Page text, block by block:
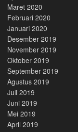
Maret 2020
Februari 2020
Januari 2020
Desember 2019
November 2019
Oktober 2019
September 2019
Agustus 2019
Juli 2019
Juni 2019
Mei 2019
April 2019